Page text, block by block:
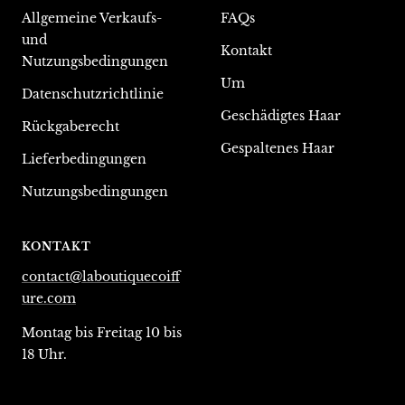
Allgemeine Verkaufs-
und
Nutzungsbedingungen
Datenschutzrichtlinie
Rückgaberecht
Lieferbedingungen
Nutzungsbedingungen
FAQs
Kontakt
Um
Geschädigtes Haar
Gespaltenes Haar
KONTAKT
contact@laboutiquecoiff
ure.com
Montag bis Freitag 10 bis
18 Uhr.